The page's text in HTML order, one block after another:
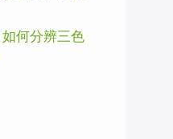
如何分辨三色